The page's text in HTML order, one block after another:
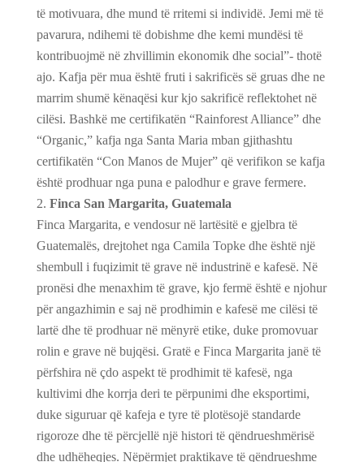
të motivuara, dhe mund të rritemi si individë. Jemi më të
pavarura, ndihemi të dobishme dhe kemi mundësi të
kontribuojmë në zhvillimin ekonomik dhe social”- thotë
ajo. Kafja për mua është fruti i sakrificës së gruas dhe ne
marrim shumë kënaqësi kur kjo sakrificë reflektohet në
cilësi. Bashkë me certifikatën “Rainforest Alliance” dhe
“Organic,” kafja nga Santa Maria mban gjithashtu
certifikatën “Con Manos de Mujer” që verifikon se kafja
është prodhuar nga puna e palodhur e grave fermere.
Finca San Margarita, Guatemala
Finca Margarita, e vendosur në lartësitë e gjelbra të
Guatemalës, drejtohet nga Camila Topke dhe është një
shembull i fuqizimit të grave në industrinë e kafesë. Në
pronësi dhe menaxhim të grave, kjo fermë është e njohur
për angazhimin e saj në prodhimin e kafesë me cilësi të
lartë dhe të prodhuar në mënyrë etike, duke promovuar
rolin e grave në bujqësi. Gratë e Finca Margarita janë të
përfshira në çdo aspekt të prodhimit të kafesë, nga
kultivimi dhe korrja deri te përpunimi dhe eksportimi,
duke siguruar që kafeja e tyre të plotësojë standarde
rigoroze dhe të përcjellë një histori të qëndrueshmërisë
dhe udhëheqjes. Nëpërmjet praktikave të qëndrueshme